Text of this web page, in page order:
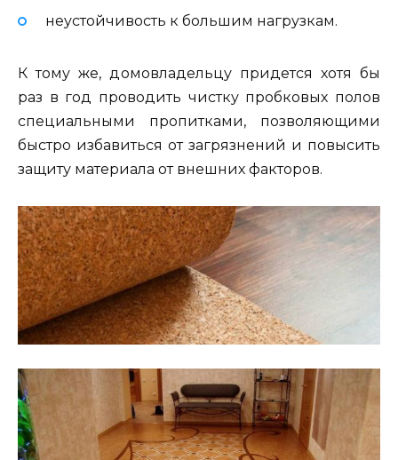
неустойчивость к большим нагрузкам.
К тому же, домовладельцу придется хотя бы
раз в год проводить чистку пробковых полов
специальными пропитками, позволяющими
быстро избавиться от загрязнений и повысить
защиту материала от внешних факторов.